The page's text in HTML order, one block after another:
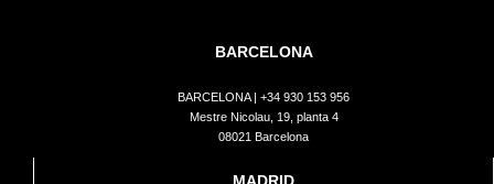
BARCELONA
BARCELONA | +34 930 153 956
Mestre Nicolau, 19, planta 4
08021 Barcelona
MADRID